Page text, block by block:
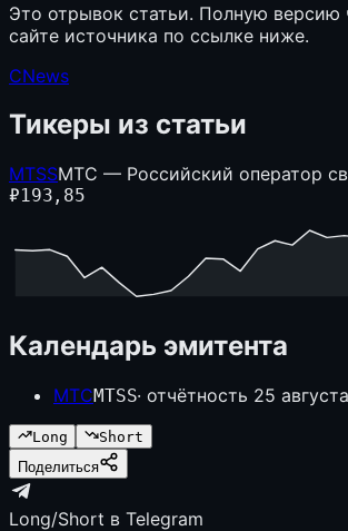
Это отрывок статьи. Полную версию
сайте источника по ссылке ниже.
CNews
Тикеры из статьи
MTSSМТС — Российский оператор
₽193,85
Календарь эмитента
МТСMTSS· отчётность 25
Long
Short
Поделиться
Long/Short в Telegram